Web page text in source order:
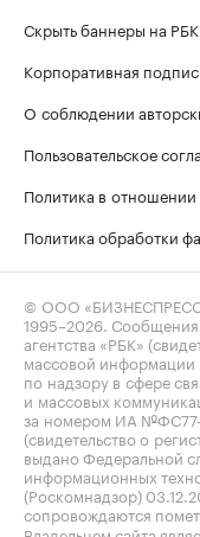
Скрыть баннеры на РБК
Корпоративная
О соблюдении
Пользовательское
Политика в
Политика обработки
© ООО
1995–2026 .
агентства «РБК»
массовой
по надзору в сфере
и массовых
за номером ИА №ФС77-
(свидетельство о
выдано Федеральной
информационных
(Роскомнадзор)
сопровождаются